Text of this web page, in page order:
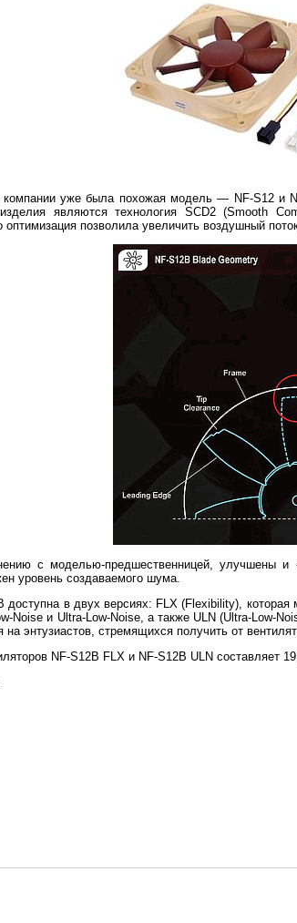
компании уже была похожая модель — NF-S12 и
являются технология SCD2 (Smooth
оптимизация позволила увеличить воздушный
с моделью-предшественницей, улучшены и
уровень создаваемого шума.
доступна в двух версиях: FLX (Flexibility),
Noise и Ultra-Low-Noise, а также ULN (Ultra-Low-
на энтузиастов, стремящихся получить от
NF-S12B FLX и NF-S12B ULN составляет